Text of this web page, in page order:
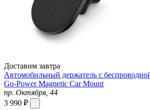
Доставим завтра
Автомобильный держатель с
Go-Power Magnetic Car Mount
пр. Октября, 44
3 990 ₽